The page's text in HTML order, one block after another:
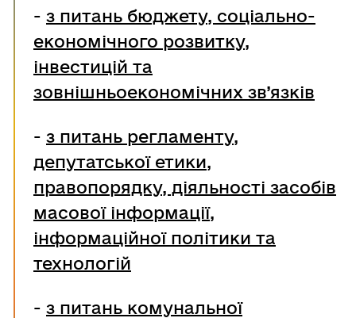
- з питань бюджету, соціально-
економічного розвитку,
інвестицій та
зовнішньоекономічних зв’язків
- з питань регламенту,
депутатської етики,
правопорядку, діяльності засобів
масової інформації,
інформаційної політики та
технологій
- з питань комунальної